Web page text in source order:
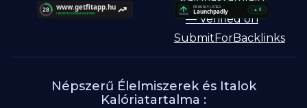
Népszerű Élelmiszerek és Italok
Kalóriatartalma :